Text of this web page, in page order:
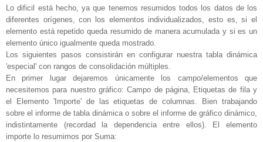
Lo dificil está hecho, ya que tenemos resumidos todos los datos de los
diferentes orígenes, con los elementos individualizados, esto es, si el
elemento está repetido queda resumido de manera acumulada y si es un
elemento único igualmente queda mostrado.
Los siguientes pasos consistirán en configurar nuestra tabla dinámica
'especial' con rangos de consolidación múltiples.
En primer lugar dejaremos únicamente los campo/elementos que
necesitemos para nuestro gráfico: Campo de página, Etiquetas de fila y
el Elemento 'Importe' de las etiquetas de columnas. Bien trabajando
sobre el informe de tabla dinámica o sobre el informe de gráfico dinámico,
indistintamente (recordad la dependencia entre ellos). El elemento
importe lo resumimos por Suma: